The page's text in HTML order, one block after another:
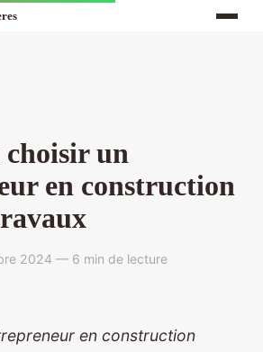
un
en construction
2024 — 6 min de lecture
en construction